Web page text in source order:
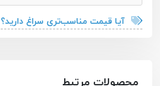
آیا قیمت مناسب‌تری سراغ دارید؟
محصولات مرتبط